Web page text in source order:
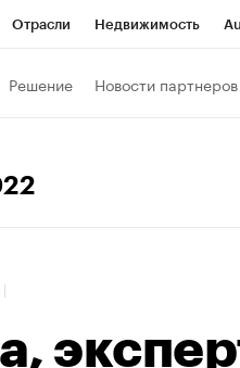
Отрасли Недвижимость
Решение Новости партнеров